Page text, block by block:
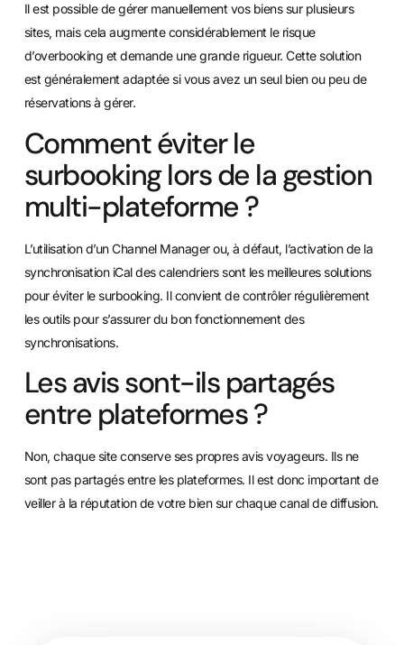
Il est possible de gérer manuellement vos biens sur plusieurs
sites, mais cela augmente considérablement le risque
d’overbooking et demande une grande rigueur. Cette solution
est généralement adaptée si vous avez un seul bien ou peu de
réservations à gérer.
Comment éviter le
surbooking lors de la gestion
multi-plateforme ?
L’utilisation d’un Channel Manager ou, à défaut, l’activation de la
synchronisation iCal des calendriers sont les meilleures solutions
pour éviter le surbooking. Il convient de contrôler régulièrement
les outils pour s’assurer du bon fonctionnement des
synchronisations.
Les avis sont-ils partagés
entre plateformes ?
Non, chaque site conserve ses propres avis voyageurs. Ils ne
sont pas partagés entre les plateformes. Il est donc important de
veiller à la réputation de votre bien sur chaque canal de diffusion.